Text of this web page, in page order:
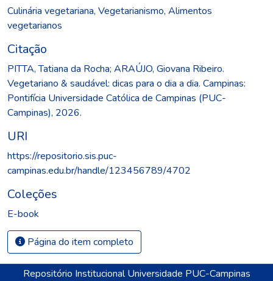
Culinária vegetariana, Vegetarianismo, Alimentos
vegetarianos
Citação
PITTA, Tatiana da Rocha; ARAÚJO, Giovana Ribeiro.
Vegetariano & saudável: dicas para o dia a dia. Campinas:
Pontifícia Universidade Católica de Campinas (PUC-
Campinas), 2026.
URI
https://repositorio.sis.puc-
campinas.edu.br/handle/123456789/4702
Coleções
E-book
Página do item completo
Repositório Institucional Universidade PUC-Campinas